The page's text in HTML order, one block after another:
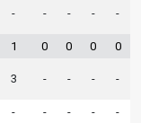
- - - - -
1 0 0 0 0
3 - - - -
- - - -
-